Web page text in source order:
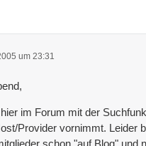
um 23:31
im Forum mit der
Provider vornimmt. Leider
schon "auf Blog" und